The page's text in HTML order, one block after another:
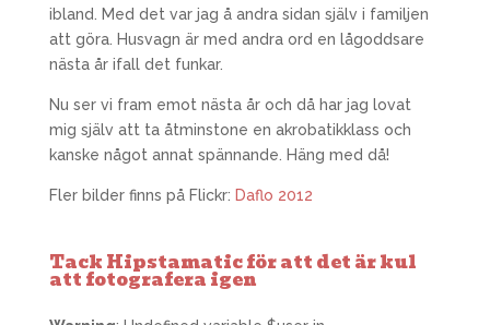
ibland. Med det var jag å andra sidan själv i familjen
att göra. Husvagn är med andra ord en lågoddsare
nästa år ifall det funkar.
Nu ser vi fram emot nästa år och då har jag lovat
mig själv att ta åtminstone en akrobatikklass och
kanske något annat spännande. Häng med då!
Fler bilder finns på Flickr: Daflo 2012
Tack Hipstamatic för att det är kul
att fotografera igen